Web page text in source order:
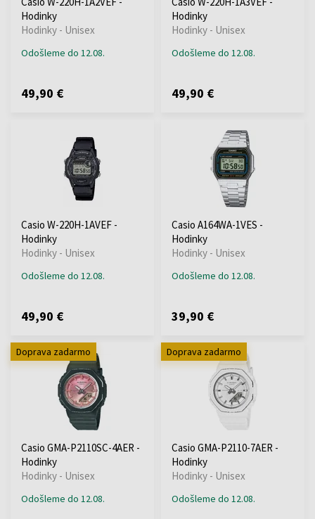
Hodinky
Hodinky - Unisex
Odošleme do 12.08.
49,90 €
Hodinky
Hodinky - Unisex
Odošleme do 12.08.
49,90 €
Casio W-220H-1AVEF -
Hodinky
Hodinky - Unisex
Odošleme do 12.08.
49,90 €
Casio A164WA-1VES -
Hodinky
Hodinky - Unisex
Odošleme do 12.08.
39,90 €
Doprava zadarmo
Casio GMA-P2110SC-4AER -
Hodinky
Hodinky - Unisex
Odošleme do 12.08.
Doprava zadarmo
Casio GMA-P2110-7AER -
Hodinky
Hodinky - Unisex
Odošleme do 12.08.